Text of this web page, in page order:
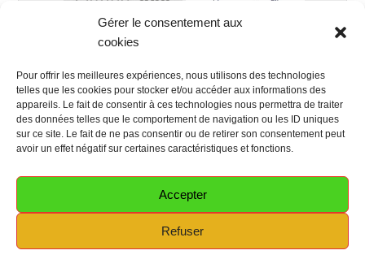
Gérer le consentement aux
cookies
Pour offrir les meilleures expériences, nous utilisons des technologies
telles que les cookies pour stocker et/ou accéder aux informations des
appareils. Le fait de consentir à ces technologies nous permettra de traiter
des données telles que le comportement de navigation ou les ID uniques
sur ce site. Le fait de ne pas consentir ou de retirer son consentement peut
avoir un effet négatif sur certaines caractéristiques et fonctions.
Accepter
Refuser
Politique de confidentialité